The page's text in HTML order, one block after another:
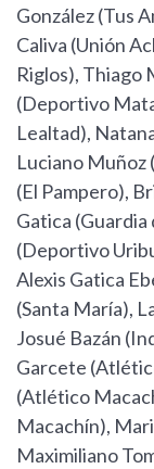
González (Tus
Caliva (Unión
Riglos), Thiago
(Deportivo
Lealtad),
Luciano Muñoz
(El Pampero),
Gatica
(Deportivo
Alexis Gatica
(Santa María),
Josué Bazán
Garcete
(Atlético
Macachín),
Maximiliano